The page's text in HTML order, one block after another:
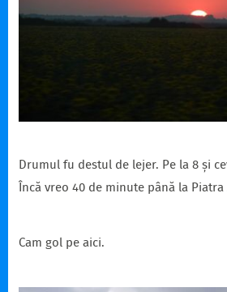
Drumul fu destul de lejer. Pe la 8 și
Încă vreo 40 de minute până la Piatra
Cam gol pe aici.